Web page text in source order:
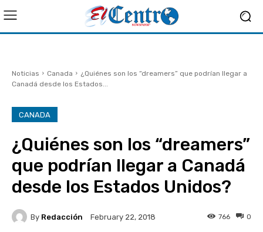
Noticias Canada
¿Quiénes son los “dreamers” que podrían llegar a
Canadá desde los Estados...
CANADA
¿Quiénes son los “dreamers”
que podrían llegar a Canadá
desde los Estados Unidos?
By Redacción February 22, 2018 0
766